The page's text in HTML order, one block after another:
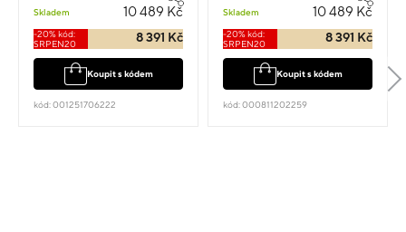
srdce 3.8cm 2.3g
Skladem 10 489 Kč
-20% kód:
SRPEN20
8 391 Kč
Koupit s kódem
kód: 001251706222
Skladem 10 489 Kč
-20% kód:
SRPEN20
8 391 Kč
Koupit s kódem
kód: 000811202259